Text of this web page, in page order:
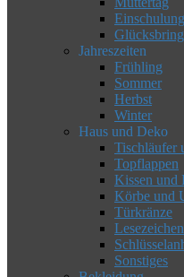
Einschulung
Jahreszeiten
Frühling
Sommer
Herbst
Winter
Haus und Deko
Tischläufer
Topflappen
Kissen und
Körbe und
Türkränze
Lesezeichen
Sonstiges